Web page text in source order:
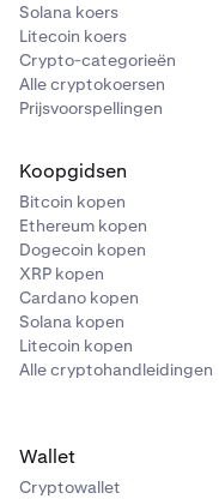
Solana koers
Litecoin koers
Crypto-categorieën
Alle cryptokoersen
Prijsvoorspellingen
Koopgidsen
Bitcoin kopen
Ethereum kopen
Dogecoin kopen
XRP kopen
Cardano kopen
Solana kopen
Litecoin kopen
Alle cryptohandleidingen
Wallet
Cryptowallet